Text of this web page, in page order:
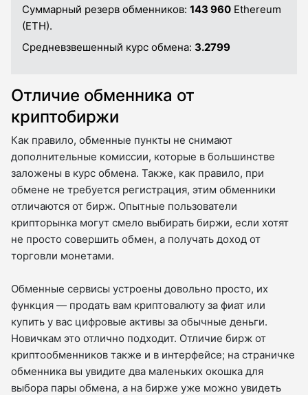
Суммарный резерв обменников: 143 960 Ethereum
(ETH).
Средневзвешенный курс обмена: 3.2799
Отличие обменника от
криптобиржи
Как правило, обменные пункты не снимают
дополнительные комиссии, которые в большинстве
заложены в курс обмена. Также, как правило, при
обмене не требуется регистрация, этим обменники
отличаются от бирж. Опытные пользователи
крипторынка могут смело выбирать биржи, если хотят
не просто совершить обмен, а получать доход от
торговли монетами.
Обменные сервисы устроены довольно просто, их
функция — продать вам криптовалюту за фиат или
купить у вас цифровые активы за обычные деньги.
Новичкам это отлично подходит. Отличие бирж от
криптообменников также и в интерфейсе; на страничке
обменника вы увидите два маленьких окошка для
выбора пары обмена, а на бирже уже можно увидеть